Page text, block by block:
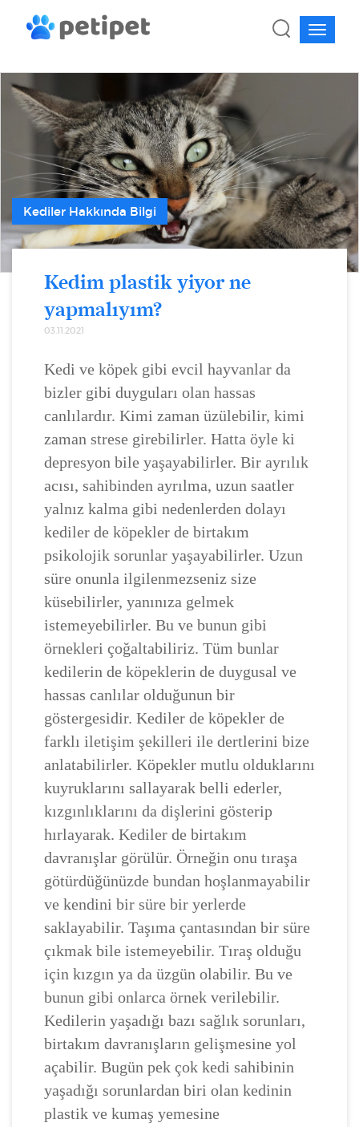
Kediler Hakkında Bilgi
Kedim plastik yiyor ne
yapmalıyım?
03.11.2021
Kedi ve köpek gibi evcil hayvanlar da
bizler gibi duyguları olan hassas
canlılardır. Kimi zaman üzülebilir, kimi
zaman strese girebilirler. Hatta öyle ki
depresyon bile yaşayabilirler. Bir ayrılık
acısı, sahibinden ayrılma, uzun saatler
yalnız kalma gibi nedenlerden dolayı
kediler de köpekler de birtakım
psikolojik sorunlar yaşayabilirler. Uzun
süre onunla ilgilenmezseniz size
küsebilirler, yanınıza gelmek
istemeyebilirler. Bu ve bunun gibi
örnekleri çoğaltabiliriz. Tüm bunlar
kedilerin de köpeklerin de duygusal ve
hassas canlılar olduğunun bir
göstergesidir. Kediler de köpekler de
farklı iletişim şekilleri ile dertlerini bize
anlatabilirler. Köpekler mutlu olduklarını
kuyruklarını sallayarak belli ederler,
kızgınlıklarını da dişlerini gösterip
hırlayarak. Kediler de birtakım
davranışlar görülür. Örneğin onu tıraşa
götürdüğünüzde bundan hoşlanmayabilir
ve kendini bir süre bir yerlerde
saklayabilir. Taşıma çantasından bir süre
çıkmak bile istemeyebilir. Tıraş olduğu
için kızgın ya da üzgün olabilir. Bu ve
bunun gibi onlarca örnek verilebilir.
Kedilerin yaşadığı bazı sağlık sorunları,
birtakım davranışların gelişmesine yol
açabilir. Bugün pek çok kedi sahibinin
yaşadığı sorunlardan biri olan kedinin
plastik ve kumaş yemesine